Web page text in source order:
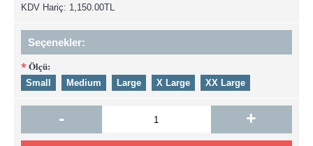
KDV Hariç: 1,150.00TL
Seçenekler:
*Ölçü:
Small Medium Large X Large XX Large
- +